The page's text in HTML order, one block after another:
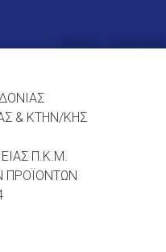
& ΚΤΗΝ/ΚΗΣ
Π.Κ.Μ.
ΠΡΟΪΟΝΤΩΝ